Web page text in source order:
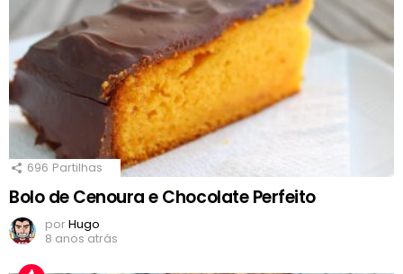
696 Partilhas
Bolo de Cenoura e Chocolate Perfeito
porHugo
8 anos atrás